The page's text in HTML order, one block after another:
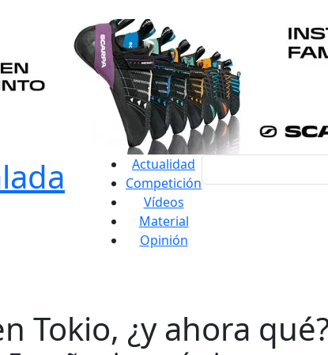
Actualidad
Competición
Vídeos
Material
Opinión
Tokio, ¿y ahora